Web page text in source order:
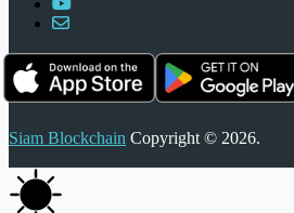
Siam Blockchain Copyright © 2026.